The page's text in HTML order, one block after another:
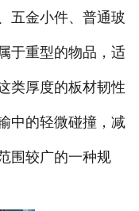
金小件、普通玻
于重型的物品，适
类厚度的板材韧性
中的轻微碰撞，减
围较广的一种规